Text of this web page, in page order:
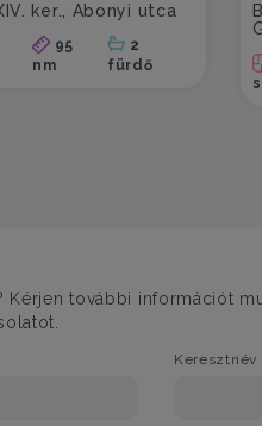
ker., Abonyi utca
95
nm
2
fürdő
Kérjen további információt
Keresztnév